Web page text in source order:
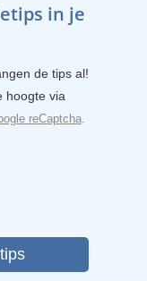
in je
de tips al!
hoogte via
reCaptcha.